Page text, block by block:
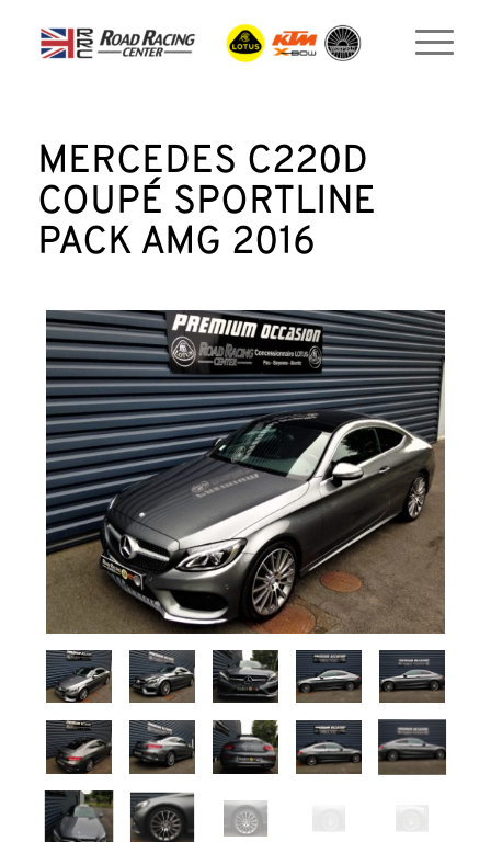
MERCEDES C220D
COUPÉ SPORTLINE
PACK AMG 2016